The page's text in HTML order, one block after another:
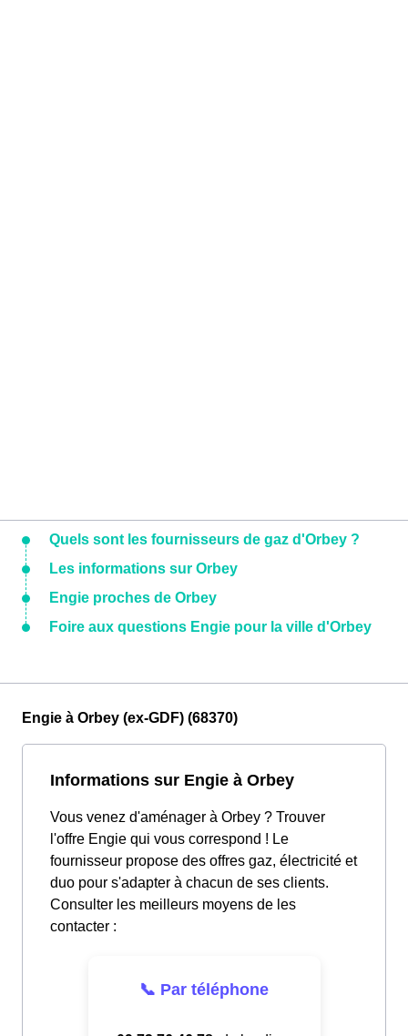
Quels sont les fournisseurs de gaz d'Orbey ?
Les informations sur Orbey
Engie proches de Orbey
Foire aux questions Engie pour la ville d'Orbey
Engie à Orbey (ex-GDF) (68370)
Informations sur Engie à Orbey
Vous venez d'aménager à Orbey ? Trouver
l'offre Engie qui vous correspond ! Le
fournisseur propose des offres gaz, électricité et
duo pour s'adapter à chacun de ses clients.
Consulter les meilleurs moyens de les
contacter :
📞 Par téléphone